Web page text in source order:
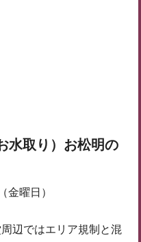
水取り）お松明の
金曜日）
辺ではエリア規制と混